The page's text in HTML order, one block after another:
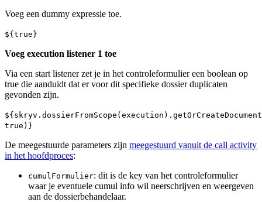
Voeg een dummy expressie toe.
${true}
Voeg execution listener 1 toe
Via een start listener zet je in het controleformulier een boolean op
true die aanduidt dat er voor dit specifieke dossier duplicaten
gevonden zijn.
true)}
De meegestuurde parameters zijn meegestuurd vanuit de call activity
in het hoofdproces:
cumulFormulier: dit is de key van het controleformulier
waar je eventuele cumul info wil neerschrijven en weergeven
aan de dossierbehandelaar.